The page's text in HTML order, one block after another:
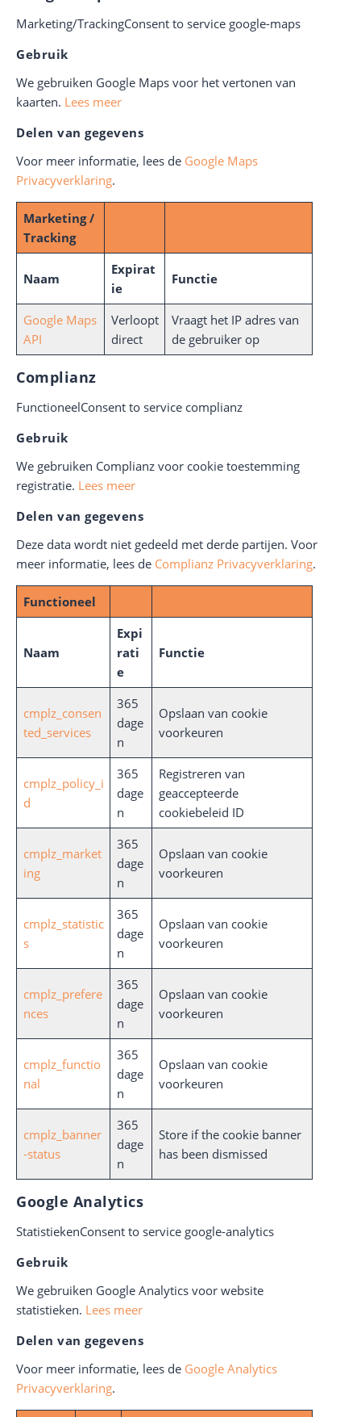
Marketing/TrackingConsent to service google-maps
Gebruik
We gebruiken Google Maps voor het vertonen van
kaarten. Lees meer
Delen van gegevens
Voor meer informatie, lees de Google Maps
Privacyverklaring.
Marketing /
Tracking
Naam
Expirat
ie
Functie
Google Maps
API
Verloopt
direct
Vraagt het IP adres van
de gebruiker op
Complianz
FunctioneelConsent to service complianz
Gebruik
We gebruiken Complianz voor cookie toestemming
registratie. Lees meer
Delen van gegevens
Deze data wordt niet gedeeld met derde partijen. Voor
meer informatie, lees de Complianz Privacyverklaring.
Functioneel
Naam
Expi
rati
e
Functie
cmplz_consen
ted_services
365
dage
n
Opslaan van cookie
voorkeuren
cmplz_policy_i
d
365
dage
n
Registreren van
geaccepteerde
cookiebeleid ID
cmplz_market
ing
365
dage
n
Opslaan van cookie
voorkeuren
cmplz_statistic
s
365
dage
n
Opslaan van cookie
voorkeuren
cmplz_prefere
nces
365
dage
n
Opslaan van cookie
voorkeuren
cmplz_functio
nal
365
dage
n
Opslaan van cookie
voorkeuren
cmplz_banner
-status
365
dage
n
Store if the cookie banner
has been dismissed
Google Analytics
StatistiekenConsent to service google-analytics
Gebruik
We gebruiken Google Analytics voor website
statistieken. Lees meer
Delen van gegevens
Voor meer informatie, lees de Google Analytics
Privacyverklaring.